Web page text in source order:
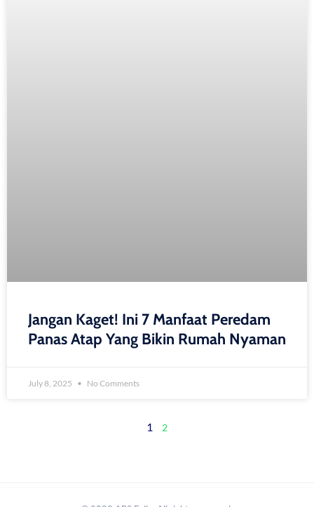
Jangan Kaget! Ini 7 Manfaat Peredam
Panas Atap Yang Bikin Rumah Nyaman
July 8, 2025 No Comments
1 2